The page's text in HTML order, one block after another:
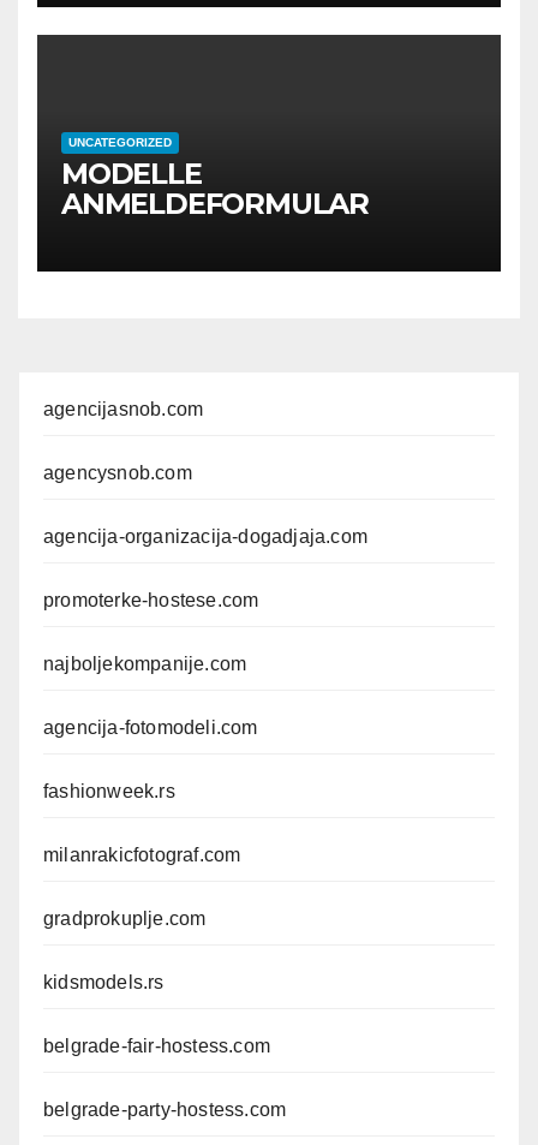
UNCATEGORIZED
MODELLE
ANMELDEFORMULAR
agencijasnob.com
agencysnob.com
agencija-organizacija-dogadjaja.com
promoterke-hostese.com
najboljekompanije.com
agencija-fotomodeli.com
fashionweek.rs
milanrakicfotograf.com
gradprokuplje.com
kidsmodels.rs
belgrade-fair-hostess.com
belgrade-party-hostess.com